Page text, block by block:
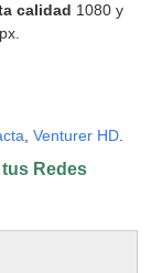
calidad 1080 y
,Venturer HD
Redes